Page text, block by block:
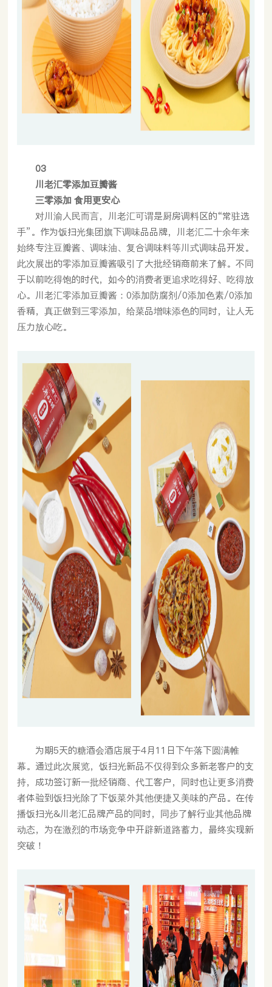
03
川老汇零添加豆瓣酱
三零添加 食用更安心
对川渝人民而言，川老汇可谓是厨房调料区的“常驻选
手”。作为饭扫光集团旗下调味品品牌，川老汇二十余年来
始终专注豆瓣酱、调味油、复合调味料等川式调味品开发。
此次展出的零添加豆瓣酱吸引了大批经销商前来了解。不同
于以前吃得饱的时代，如今的消费者更追求吃得好、吃得放
心。川老汇零添加豆瓣酱：0添加防腐剂/0添加色素/0添加
香精，真正做到三零添加，给菜品增味添色的同时，让人无
压力放心吃。
为期5天的糖酒会酒店展于4月11日下午落下圆满帷
幕。通过此次展览，饭扫光新品不仅得到众多新老客户的支
持，成功签订新一批经销商、代工客户，同时也让更多消费
者体验到饭扫光除了下饭菜外其他便捷又美味的产品。在传
播饭扫光&川老汇品牌产品的同时，同步了解行业其他品牌
动态，为在激烈的市场竞争中开辟新道路蓄力，最终实现新
突破！